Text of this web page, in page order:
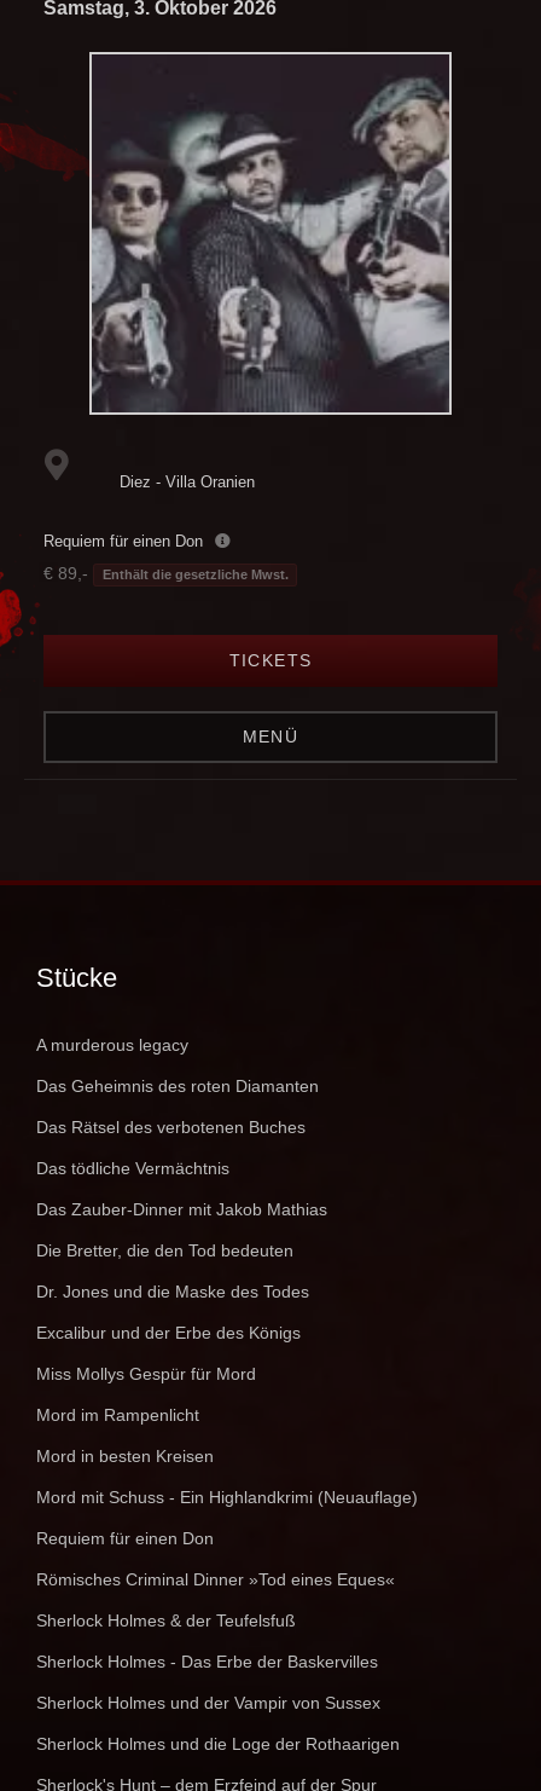
Samstag, 3. Oktober 2026
Diez - Villa Oranien
Requiem für einen Don
€ 89,- Enthält die gesetzliche Mwst.
TICKETS
MENÜ
Stücke
A murderous legacy
Das Geheimnis des roten Diamanten
Das Rätsel des verbotenen Buches
Das tödliche Vermächtnis
Das Zauber-Dinner mit Jakob Mathias
Die Bretter, die den Tod bedeuten
Dr. Jones und die Maske des Todes
Excalibur und der Erbe des Königs
Miss Mollys Gespür für Mord
Mord im Rampenlicht
Mord in besten Kreisen
Mord mit Schuss - Ein Highlandkrimi (Neuauflage)
Requiem für einen Don
Römisches Criminal Dinner »Tod eines Eques«
Sherlock Holmes & der Teufelsfuß
Sherlock Holmes - Das Erbe der Baskervilles
Sherlock Holmes und der Vampir von Sussex
Sherlock Holmes und die Loge der Rothaarigen
Sherlock's Hunt – dem Erzfeind auf der Spur